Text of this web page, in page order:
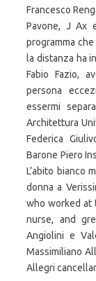
Francesco
Pavone, J Ax
programma
la distanza ha
Fabio Fazio,
persona
essermi
Architettura
Federica
Barone Piero
L’abito bianco
donna a
who worked at
nurse, and
Angiolini e
Massimiliano
Allegri